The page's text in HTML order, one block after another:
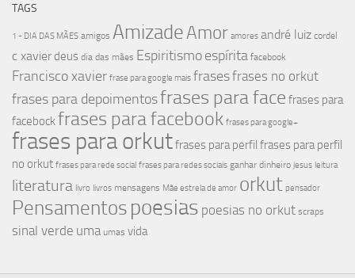
TAGS
1 - DIA DAS MÃES amigos AmizadeAmor amores andré luiz cordel
c xavier deus dia das mães Espiritismoespírita facebook
Francisco xavier frase para google mais frasesfrases no orkut
frases para depoimentosfrases para face frases para
facebockfrases para facebook frases para google+
frases para orkutfrases para perfil frases para perfil
no orkut frases para rede social frases para redes sociais ganhar dinheiro jesus leitura
literatura livro livros mensagens Mãe estrela de amor orkut pensador
Pensamentospoesias poesias no orkut scraps
sinal verde uma umas vida